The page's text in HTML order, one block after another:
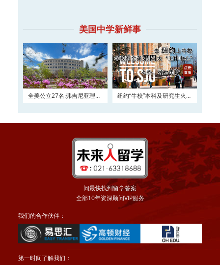
美国中学新鲜事
全美公立27名:弗吉尼亚理工
纽约“牛校”本科及研究生火热
问最快找到留学答案
全部10年资深顾问VIP服务
我们的合作伙伴：
第一时间了解我们：